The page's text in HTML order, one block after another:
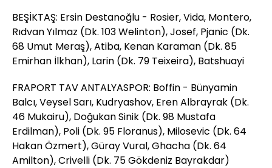
BEŞİKTAŞ: Ersin Destanoğlu - Rosier, Vida, Montero,
Rıdvan Yılmaz (Dk. 103 Welinton), Josef, Pjanic (Dk.
68 Umut Meraş), Atiba, Kenan Karaman (Dk. 85
Emirhan İlkhan), Larin (Dk. 79 Teixeira), Batshuayi
FRAPORT TAV ANTALYASPOR: Boffin - Bünyamin
Balcı, Veysel Sarı, Kudryashov, Eren Albrayrak (Dk.
46 Mukairu), Doğukan Sinik (Dk. 98 Mustafa
Erdilman), Poli (Dk. 95 Floranus), Milosevic (Dk. 64
Hakan Özmert), Güray Vural, Ghacha (Dk. 64
Amilton), Crivelli (Dk. 75 Gökdeniz Bayrakdar)